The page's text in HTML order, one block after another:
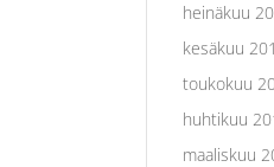
heinäkuu
kesäkuu
toukokuu
huhtikuu
maaliskuu